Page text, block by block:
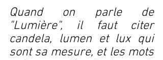
Quand on parle de
"Lumière", il faut citer
candela, lumen et lux qui
sont sa mesure, et les mots